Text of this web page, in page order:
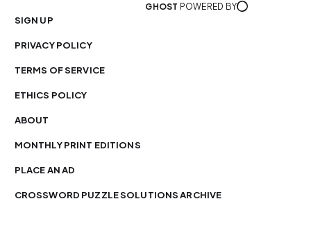
POWERED BY
GHOST
SIGN UP
PRIVACY POLICY
TERMS OF SERVICE
ETHICS POLICY
ABOUT
MONTHLY PRINT EDITIONS
PLACE AN AD
CROSSWORD PUZZLE SOLUTIONS ARCHIVE